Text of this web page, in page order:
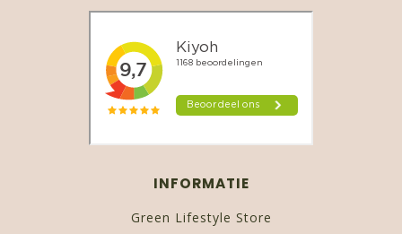
INFORMATIE
Green Lifestyle Store